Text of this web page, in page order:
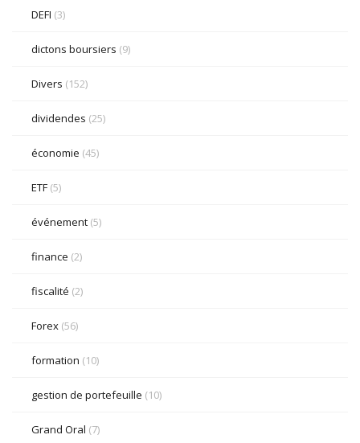
DEFI (3)
dictons boursiers (9)
Divers (152)
dividendes (25)
économie (45)
ETF (5)
événement (5)
finance (2)
fiscalité (2)
Forex (56)
formation (10)
gestion de portefeuille (10)
Grand Oral (7)